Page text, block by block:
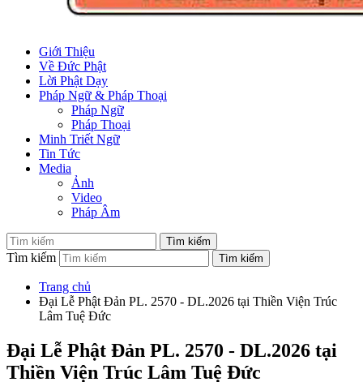
Giới Thiệu
Về Đức Phật
Lời Phật Dạy
Pháp Ngữ & Pháp Thoại
Pháp Ngữ
Pháp Thoại
Minh Triết Ngữ
Tin Tức
Media
Ảnh
Video
Pháp Âm
Tìm kiếm
Trang chủ
Đại Lễ Phật Đản PL. 2570 - DL.2026 tại Thiền Viện Trúc
Lâm Tuệ Đức
Đại Lễ Phật Đản PL. 2570 - DL.2026 tại
Thiền Viện Trúc Lâm Tuệ Đức